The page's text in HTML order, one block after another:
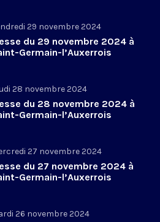
29 novembre 2024
du 29 novembre 2024 à
Germain-l’Auxerrois
28 novembre 2024
du 28 novembre 2024 à
Germain-l’Auxerrois
27 novembre 2024
du 27 novembre 2024 à
Germain-l’Auxerrois
26 novembre 2024